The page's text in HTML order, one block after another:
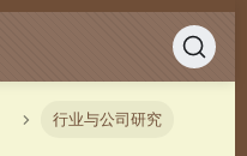
行业与公司研究